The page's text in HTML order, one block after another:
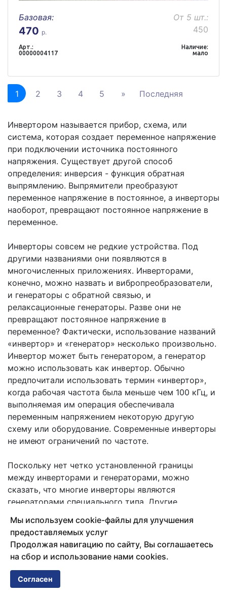
Базовая:
470 р.
От 5 шт.:
450
Арт.:
00000004117
Наличие:
мало
1 2 3 4 5 » Последняя
Инвертором называется прибор, схема, или
система, которая создает переменное напряжение
при подключении источника постоянного
напряжения. Существует другой способ
определения: инверсия - функция обратная
выпрямлению. Выпрямители преобразуют
переменное напряжение в постоянное, а инверторы
наоборот, превращают постоянное напряжение в
переменное.
Инверторы совсем не редкие устройства. Под
другими названиями они появляются в
многочисленных приложениях. Инверторами,
конечно, можно назвать и вибропреобразователи,
и генераторы с обратной связью, и
релаксационные генераторы. Разве они не
превращают постоянное напряжение в
переменное? Фактически, использование названий
«инвертор» и «генератор» несколько произвольно.
Инвертор может быть генератором, а генератор
можно использовать как инвертор. Обычно
предпочитали использовать термин «инвертор»,
когда рабочая частота была меньше чем 100 кГц, и
выполняемая им операция обеспечивала
переменным напряжением некоторую другую
схему или оборудование. Современные инверторы
не имеют ограничений по частоте.
Поскольку нет четко установленной границы
между инверторами и генераторами, можно
сказать, что многие инверторы являются
генераторами специального типа. Другие
или управляемыми переключателями. Выбор
термина фактически определяется тем, как
расставлены акценты. Схема создающая
радиочастотные колебания с относительно
высокой стабильностью частоты традиционно
назвалась генератором. Схему генератора, в
Мы используем cookie-файлы для улучшения
предоставляемых услуг
Продолжая навигацию по сайту, Вы соглашаетесь
на сбор и использование нами cookies.
Согласен